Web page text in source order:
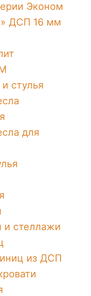
Эконом
ДСП 16 мм
стулья
для
стеллажи
из ДСП